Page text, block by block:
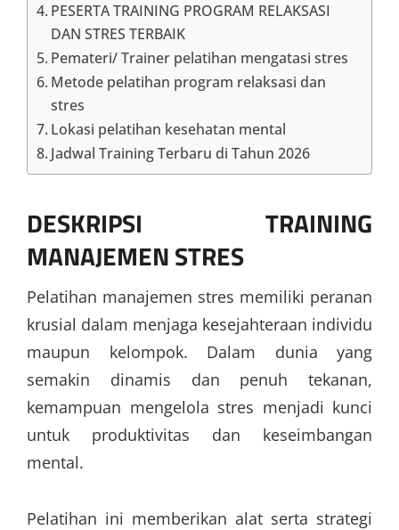
PESERTA TRAINING PROGRAM RELAKSASI
DAN STRES TERBAIK
Pemateri/ Trainer pelatihan mengatasi stres
Metode pelatihan program relaksasi dan
stres
Lokasi pelatihan kesehatan mental
Jadwal Training Terbaru di Tahun 2026
DESKRIPSI TRAINING
MANAJEMEN STRES
Pelatihan manajemen stres memiliki peranan
krusial dalam menjaga kesejahteraan individu
maupun kelompok. Dalam dunia yang
semakin dinamis dan penuh tekanan,
kemampuan mengelola stres menjadi kunci
untuk produktivitas dan keseimbangan
mental.
Pelatihan ini memberikan alat serta strategi